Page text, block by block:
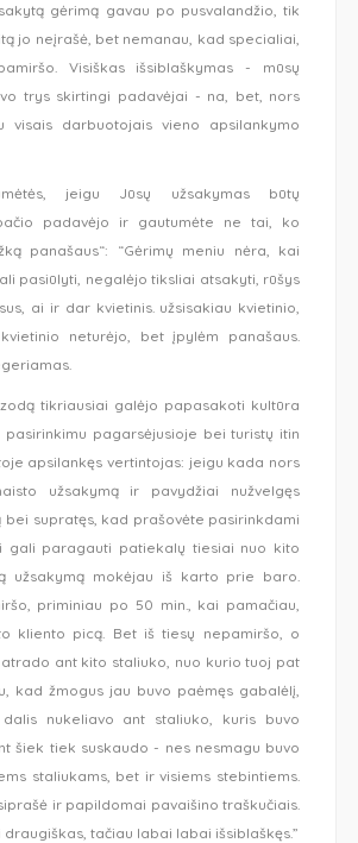
gėrimą gavau po pusvalandžio, tik
jo neįrašė, bet nemanau, kad specialiai,
Visiškas išsiblaškymas - mūsų
trys skirtingi padavėjai - na, bet, nors
visais darbuotojais vieno apsilankymo
jeigu Jūsų užsakymas būtų
padavėjo ir gautumėte ne tai, ko
panašaus“: “Gėrimų meniu nėra, kai
pasiūlyti, negalėjo tiksliai atsakyti, rūšys
ai ir dar kvietinis. užsisakiau kvietinio,
neturėjo, bet įpylėm panašaus.
tikriausiai galėjo papasakoti kultūra
pagarsėjusioje bei turistų itin
apsilankęs vertintojas: jeigu kada nors
užsakymą ir pavydžiai nužvelgęs
bei supratęs, kad prašovėte pasirinkdami
gali paragauti patiekalų tiesiai nuo kito
užsakymą mokėjau iš karto prie baro.
priminiau po 50 min., kai pamačiau,
kliento picą. Bet iš tiesų nepamiršo, o
atrado ant kito staliuko, nuo kurio tuoj pat
kad žmogus jau buvo paėmęs gabalėlį,
nukeliavo ant staliuko, kuris buvo
šiek tiek suskaudo - nes nesmagu buvo
staliukams, bet ir visiems stebintiems.
ir papildomai pavaišino traškučiais.
tačiau labai labai išsiblaškęs.”